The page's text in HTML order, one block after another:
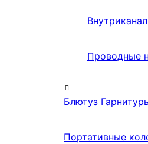
Проводные
Блютуз
Портативные